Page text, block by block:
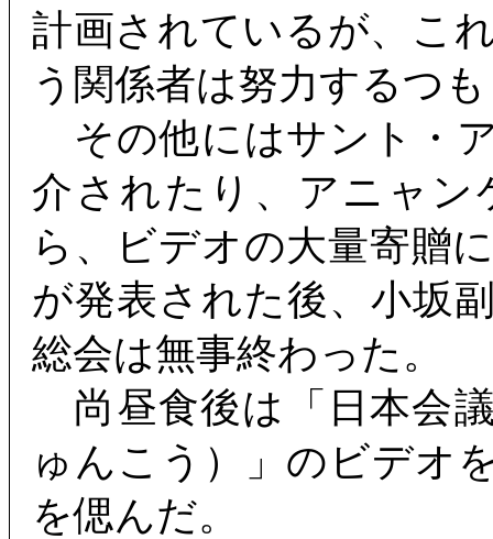
計画されているが、こ
う関係者は努力するつ
その他にはサント・
介されたり、アニャン
ら、ビデオの大量寄贈
が発表された後、小坂
総会は無事終わった。
尚昼食後は「日本会
ゅんこう）」のビデオ
を偲んだ。